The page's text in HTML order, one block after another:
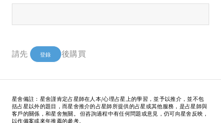
請先 登錄 後購買
星舍備註：星舍謹肯定占星師在人本/心理占星上的學習，並予以推介，並不包
括占星以外的題目，而星舍推介的占星師所提供的占星或其他服務，是占星師與
客戶的關係，和星舍無關。 但咨詢過程中有任何問題或意見，仍可向星舍反映，
以作備案或來年推薦的參考。